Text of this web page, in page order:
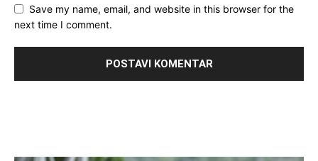
Save my name, email, and website in this browser for the
next time I comment.